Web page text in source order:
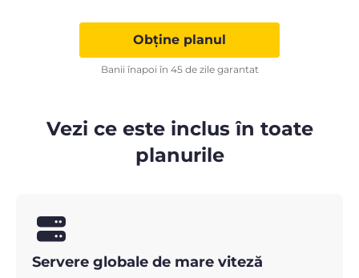
Obține planul
Banii înapoi în 45 de zile garantat
Vezi ce este inclus în toate
planurile
Servere globale de mare viteză